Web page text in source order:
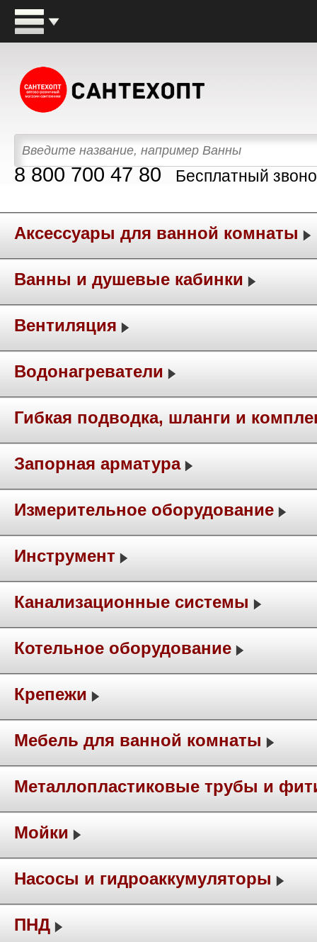
8 800 700 47 80 Бесплатный
Аксессуары для ванной комнаты
Ванны и душевые кабинки
Вентиляция
Водонагреватели
Гибкая подводка, шланги и
Запорная арматура
Измерительное оборудование
Инструмент
Канализационные системы
Котельное оборудование
Крепежи
Мебель для ванной комнаты
Металлопластиковые трубы и
Мойки
Насосы и гидроаккумуляторы
ПНД